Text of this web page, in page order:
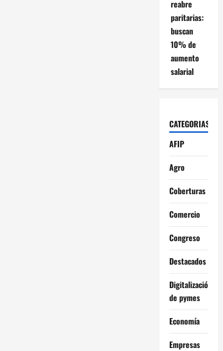
reabre
paritarias:
buscan
10% de
aumento
salarial
CATEGORIAS
AFIP
Agro
Coberturas
Comercio
Congreso
Destacados
Digitalización
de pymes
Economía
Empresas